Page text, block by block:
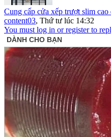
Cung cấp cửa xếp trượt slim cao
content03, Thứ tư lúc 14:32
You must log in or register to